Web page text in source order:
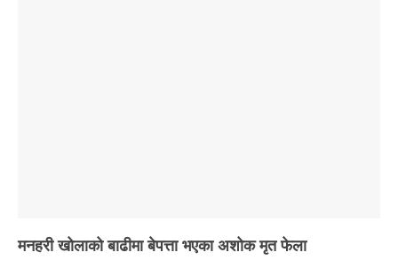
मनहरी खोलाको बाढीमा बेपत्ता भएका अशोक मृत फेला